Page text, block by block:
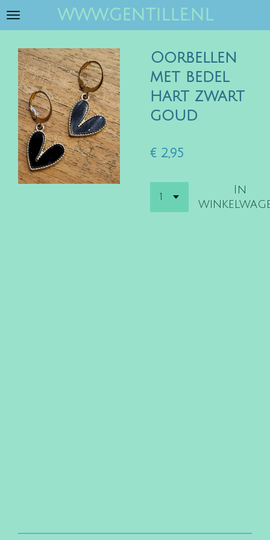
Ga
hoofdinhoud
www.gentille.nl
Oorbellen
met bedel
hart zwart
goud
€ 2,95
In